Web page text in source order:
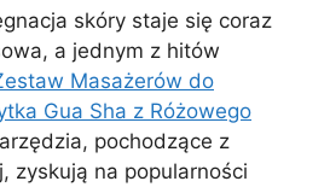
skóry staje się coraz
a jednym z hitów
Masażerów do
Gua Sha z Różowego
pochodzące z
zyskują na popularności